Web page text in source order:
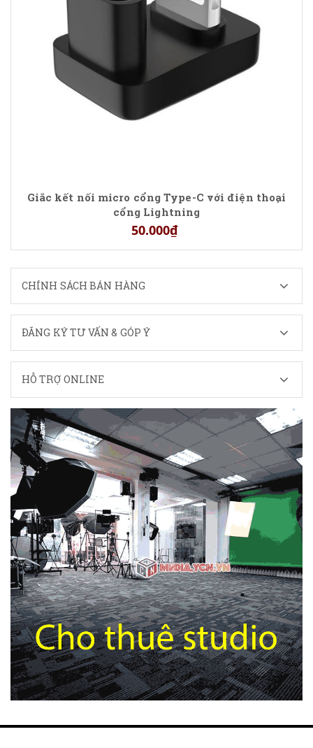
Giắc kết nối micro cổng Type-C với điện thoại
cổng Lightning
50.000₫
CHÍNH SÁCH BÁN HÀNG
ĐĂNG KÝ TƯ VẤN & GÓP Ý
HỖ TRỢ ONLINE